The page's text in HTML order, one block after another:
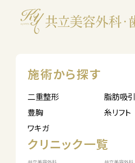
施術から探す
二重整形
脂肪吸引
豊胸
糸リフト
ワキガ
クリニック一覧